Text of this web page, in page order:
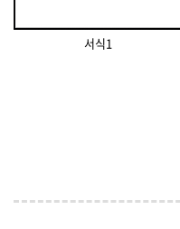
서식1